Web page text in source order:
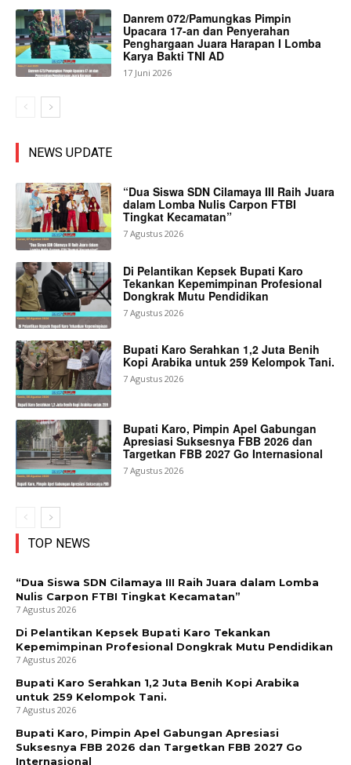
Danrem 072/Pamungkas Pimpin
Upacara 17-an dan Penyerahan
Penghargaan Juara Harapan I Lomba
Karya Bakti TNI AD
17 Juni 2026
NEWS UPDATE
“Dua Siswa SDN Cilamaya III Raih Juara
dalam Lomba Nulis Carpon FTBI
Tingkat Kecamatan”
7 Agustus 2026
Di Pelantikan Kepsek Bupati Karo
Tekankan Kepemimpinan Profesional
Dongkrak Mutu Pendidikan
7 Agustus 2026
Bupati Karo Serahkan 1,2 Juta Benih
Kopi Arabika untuk 259 Kelompok Tani.
7 Agustus 2026
Bupati Karo, Pimpin Apel Gabungan
Apresiasi Suksesnya FBB 2026 dan
Targetkan FBB 2027 Go Internasional
7 Agustus 2026
TOP NEWS
“Dua Siswa SDN Cilamaya III Raih Juara dalam Lomba
Nulis Carpon FTBI Tingkat Kecamatan”
7 Agustus 2026
Di Pelantikan Kepsek Bupati Karo Tekankan
Kepemimpinan Profesional Dongkrak Mutu Pendidikan
7 Agustus 2026
Bupati Karo Serahkan 1,2 Juta Benih Kopi Arabika
untuk 259 Kelompok Tani.
7 Agustus 2026
Bupati Karo, Pimpin Apel Gabungan Apresiasi
Suksesnya FBB 2026 dan Targetkan FBB 2027 Go
Internasional